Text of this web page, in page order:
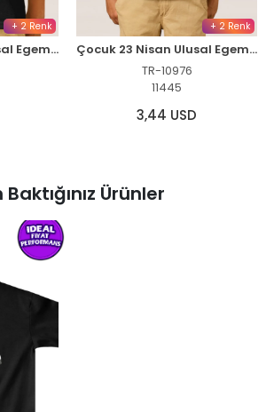
+ 2 Renk
Çocuk 23 Nisan Ulusal Egemenlik ve Çocuk Bayramı Baskılı Bisiklet Yaka T-shirt - Siyah
+ 2 Renk
Çocuk 23 Nisan Ulusal Egemenlik ve Çocuk Bayramı Baskılı Bisiklet Yaka T-shirt - Beyaz
TR-10976
11445
3,44 USD
Baktığınız Ürünler